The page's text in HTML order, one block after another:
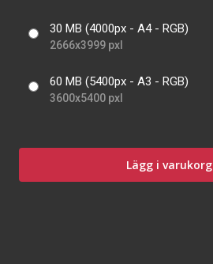
30 MB (4000px - A4 - RGB)
2666x3999 pxl
60 MB (5400px - A3 - RGB)
3600x5400 pxl
Lägg i varukorg